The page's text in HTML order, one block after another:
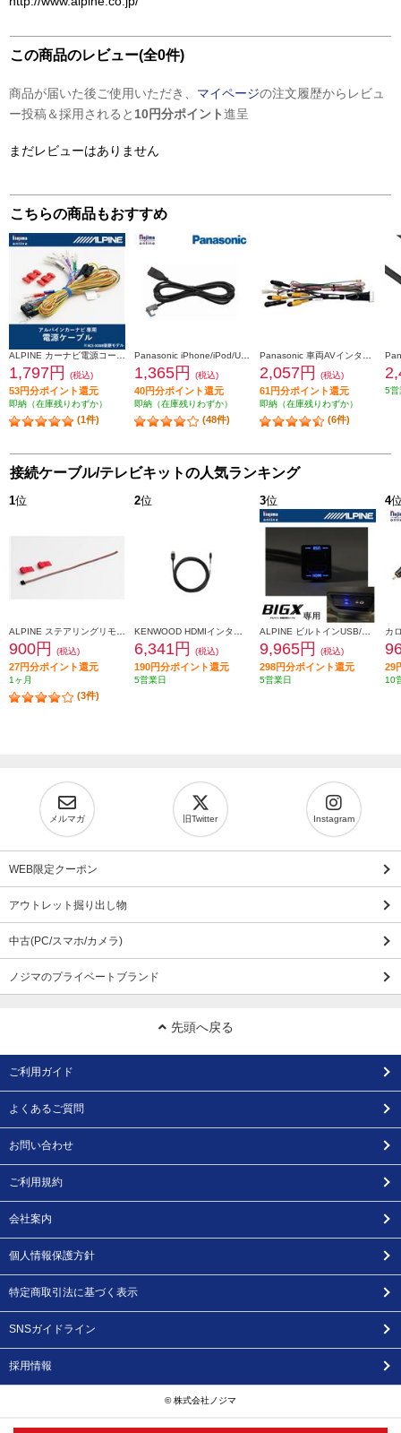
この商品のレビュー(全0件)
商品が届いた後ご使用いただき、 マイページの注文履歴からレビュ
ー投稿＆採用されると 10円分ポイント進呈
まだレビューはありません
こちらの商品もおすすめ
1,797円 (税込)
53円分ポイント還元
即納（在庫残りわずか）
(1件)
1,365円 (税込)
40円分ポイント還元
即納（在庫残りわずか）
(48件)
2,057円 (税込)
61円分ポイント還元
即納（在庫残りわずか）
(6件)
5営
接続ケーブル/テレビキットの人気ランキング
1位
900円 (税込)
27円分ポイント還元
1ヶ月
(3件)
2位
6,341円 (税込)
190円分ポイント還元
5営業日
3位
9,965円 (税込)
298円分ポイント還元
5営業日
4
29
10
メルマガ 旧Twitter Instagram
WEB限定クーポン
アウトレット掘り出し物
中古(PC/スマホ/カメラ)
ノジマのプライベートブランド
先頭へ戻る
ご利用ガイド
よくあるご質問
お問い合わせ
ご利用規約
会社案内
個人情報保護方針
特定商取引法に基づく表示
SNSガイドライン
採用情報
© 株式会社ノジマ